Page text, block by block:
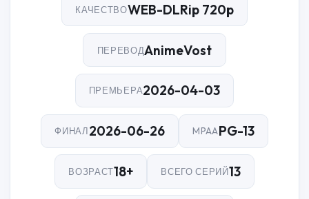
КАЧЕСТВОWEB-DLRip 720p
ПЕРЕВОДAnimeVost
ПРЕМЬЕРА2026-04-03
ФИНАЛ2026-06-26 MPAAPG-13
ВОЗРАСТ18+ ВСЕГО СЕРИЙ13